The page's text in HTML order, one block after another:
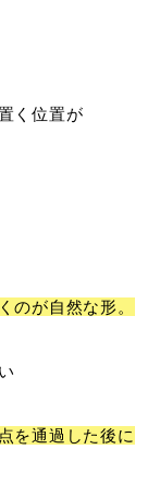
く位置が
のが自然な形。
を通過した後に